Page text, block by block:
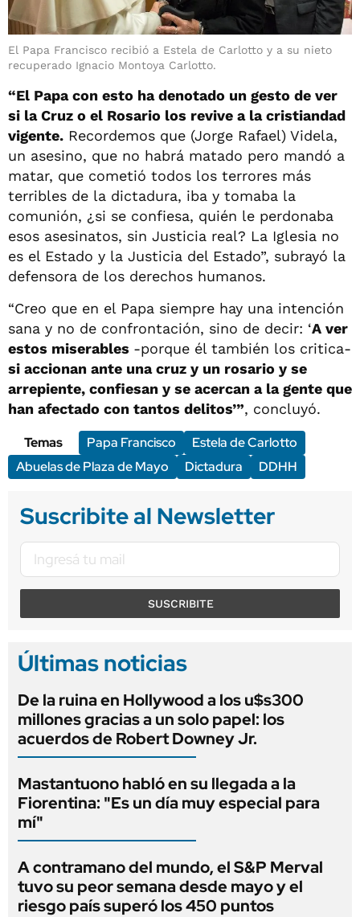
El Papa Francisco recibió a Estela de Carlotto y a su nieto
recuperado Ignacio Montoya Carlotto.
“El Papa con esto ha denotado un gesto de ver
si la Cruz o el Rosario los revive a la cristiandad
vigente. Recordemos que (Jorge Rafael) Videla,
un asesino, que no habrá matado pero mandó a
matar, que cometió todos los terrores más
terribles de la dictadura, iba y tomaba la
comunión, ¿si se confiesa, quién le perdonaba
esos asesinatos, sin Justicia real? La Iglesia no
es el Estado y la Justicia del Estado”, subrayó la
defensora de los derechos humanos.
“Creo que en el Papa siempre hay una intención
sana y no de confrontación, sino de decir: ‘A ver
estos miserables -porque él también los critica-
si accionan ante una cruz y un rosario y se
arrepiente, confiesan y se acercan a la gente que
han afectado con tantos delitos’”, concluyó.
Temas
Papa Francisco
Estela de Carlotto
Abuelas de Plaza de Mayo
Dictadura DDHH
Suscribite al Newsletter
SUSCRIBITE
Últimas noticias
De la ruina en Hollywood a los u$s300
millones gracias a un solo papel: los
acuerdos de Robert Downey Jr.
Mastantuono habló en su llegada a la
Fiorentina: "Es un día muy especial para
mí"
A contramano del mundo, el S&P Merval
tuvo su peor semana desde mayo y el
riesgo país superó los 450 puntos